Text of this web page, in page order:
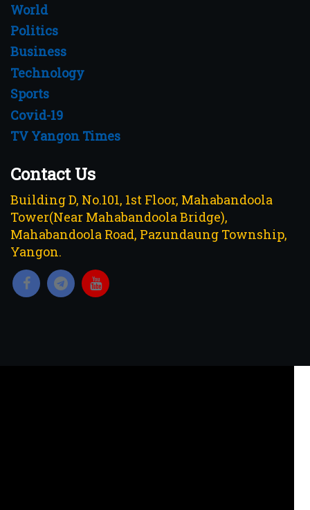
World
Politics
Business
Technology
Sports
Covid-19
TV Yangon Times
Contact Us
Building D, No.101, 1st Floor, Mahabandoola
Tower(Near Mahabandoola Bridge),
Mahabandoola Road, Pazundaung Township,
Yangon.